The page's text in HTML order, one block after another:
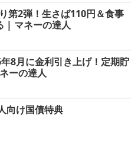
第2弾！生さば110円＆食事
| マネーの達人
8月に金利引き上げ！定期貯
ーの達人
向け国債特典